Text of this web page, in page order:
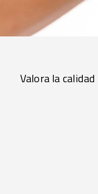
Valora la